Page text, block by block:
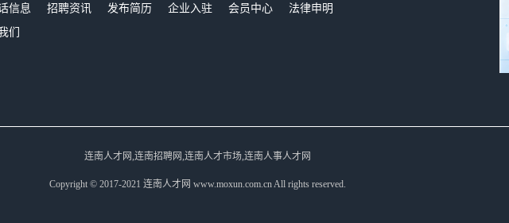
信息 招聘资讯 发布简历 企业入驻 会员中心
法律申明
们
连南人才网,连南招聘网,连南人才市场,连南人事人才网
Copyright © 2017-2021 连南人才网 www.moxun.com.cn All rights reserved.